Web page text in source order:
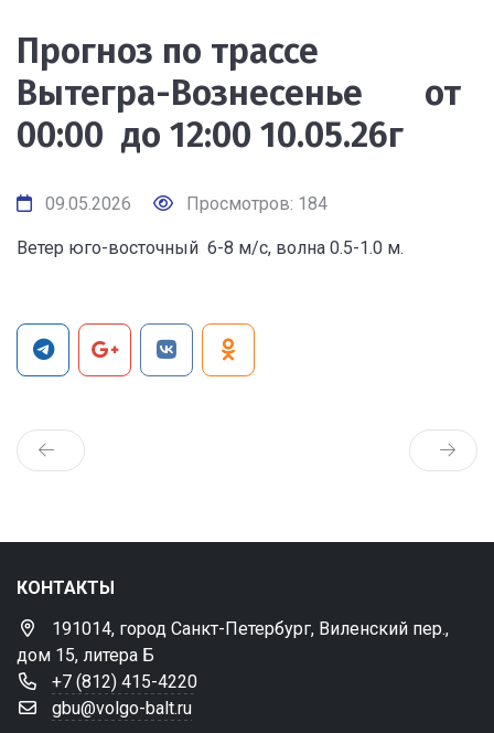
Прогноз по трассе
Вытегра-Вознесенье от
00:00 до 12:00 10.05.26г
09.05.2026 Просмотров: 184
Ветер юго-восточный 6-8 м/с, волна 0.5-1.0 м.
КОНТАКТЫ
191014, город Санкт-Петербург, Виленский пер.,
дом 15, литера Б
+7 (812) 415-4220
gbu@volgo-balt.ru